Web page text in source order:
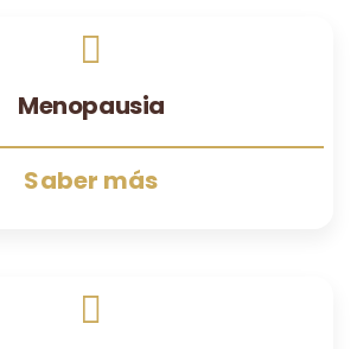
Menopausia
Saber más